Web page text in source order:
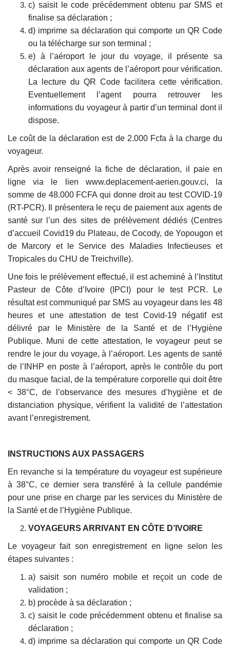
c) saisit le code précédemment obtenu par SMS et
finalise sa déclaration ;
d) imprime sa déclaration qui comporte un QR Code
ou la télécharge sur son terminal ;
e) à l’aéroport le jour du voyage, il présente sa
déclaration aux agents de l’aéroport pour vérification.
La lecture du QR Code facilitera cette vérification.
Eventuellement l’agent pourra retrouver les
informations du voyageur à partir d’un terminal dont il
dispose.
Le coût de la déclaration est de 2.000 Fcfa à la charge du
voyageur.
Après avoir renseigné la fiche de déclaration, il paie en
ligne via le lien www.deplacement-aerien.gouv.ci, la
somme de 48.000 FCFA qui donne droit au test COVID-19
(RT-PCR). Il présentera le reçu de paiement aux agents de
santé sur l’un des sites de prélèvement dédiés (Centres
d’accueil Covid19 du Plateau, de Cocody, de Yopougon et
de Marcory et le Service des Maladies Infectieuses et
Tropicales du CHU de Treichville).
Une fois le prélèvement effectué, il est acheminé à l’Institut
Pasteur de Côte d’Ivoire (IPCI) pour le test PCR. Le
résultat est communiqué par SMS au voyageur dans les 48
heures et une attestation de test Covid-19 négatif est
délivré par le Ministère de la Santé et de l’Hygiène
Publique. Muni de cette attestation, le voyageur peut se
rendre le jour du voyage, à l’aéroport. Les agents de santé
de l’INHP en poste à l’aéroport, après le contrôle du port
du masque facial, de la température corporelle qui doit être
< 38°C, de l’observance des mesures d’hygiène et de
distanciation physique, vérifient la validité de l’attestation
avant l’enregistrement.
INSTRUCTIONS AUX PASSAGERS
En revanche si la température du voyageur est supérieure
à 38°C, ce dernier sera transféré à la cellule pandémie
pour une prise en charge par les services du Ministère de
la Santé et de l’Hygiène Publique.
VOYAGEURS ARRIVANT EN CÔTE D’IVOIRE
Le voyageur fait son enregistrement en ligne selon les
étapes suivantes :
a) saisit son numéro mobile et reçoit un code de
validation ;
b) procède à sa déclaration ;
c) saisit le code précédemment obtenu et finalise sa
déclaration ;
d) imprime sa déclaration qui comporte un QR Code